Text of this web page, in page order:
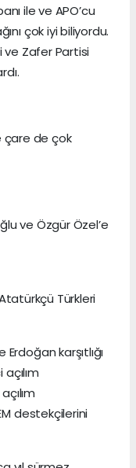
ile ve APO’cu
çok iyi biliyordu.
ve Zafer Partisi
çare de çok
ve Özgür Özel’e
Türkleri
karşıtlığı
destekçilerini